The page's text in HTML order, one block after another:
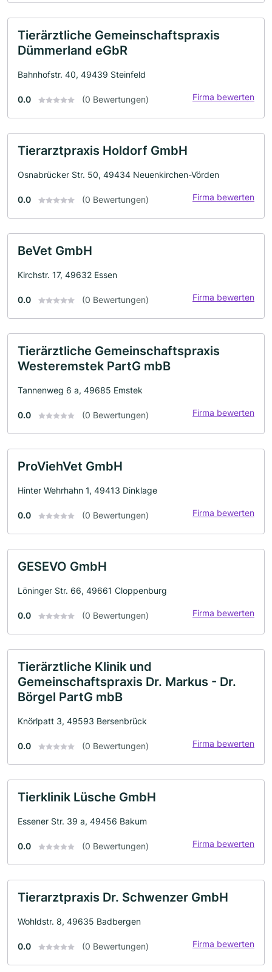
Tierärztliche Gemeinschaftspraxis
Dümmerland eGbR
Bahnhofstr. 40, 49439 Steinfeld
0.0 (0 Bewertungen) Firma bewerten
Tierarztpraxis Holdorf GmbH
Osnabrücker Str. 50, 49434 Neuenkirchen-Vörden
0.0 (0 Bewertungen) Firma bewerten
BeVet GmbH
Kirchstr. 17, 49632 Essen
0.0 (0 Bewertungen) Firma bewerten
Tierärztliche Gemeinschaftspraxis
Westeremstek PartG mbB
Tannenweg 6 a, 49685 Emstek
0.0 (0 Bewertungen) Firma bewerten
ProViehVet GmbH
Hinter Wehrhahn 1, 49413 Dinklage
0.0 (0 Bewertungen) Firma bewerten
GESEVO GmbH
Löninger Str. 66, 49661 Cloppenburg
0.0 (0 Bewertungen) Firma bewerten
Tierärztliche Klinik und
Gemeinschaftspraxis Dr. Markus - Dr.
Börgel PartG mbB
Knörlpatt 3, 49593 Bersenbrück
0.0 (0 Bewertungen) Firma bewerten
Tierklinik Lüsche GmbH
Essener Str. 39 a, 49456 Bakum
0.0 (0 Bewertungen) Firma bewerten
Tierarztpraxis Dr. Schwenzer GmbH
Wohldstr. 8, 49635 Badbergen
0.0 (0 Bewertungen) Firma bewerten